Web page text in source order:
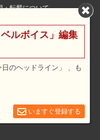
・転載について
規約
メニュー・料金
ルボイス」編集
のヘッドライン」 、も
いますぐ登録する